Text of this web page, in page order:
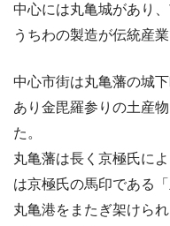
中心には丸亀城があり
うちわの製造が伝統産
中心市街は丸亀藩の城
あり金毘羅参りの土産
た。
丸亀藩は長く京極氏に
は京極氏の馬印である
丸亀港をまたぎ架けら